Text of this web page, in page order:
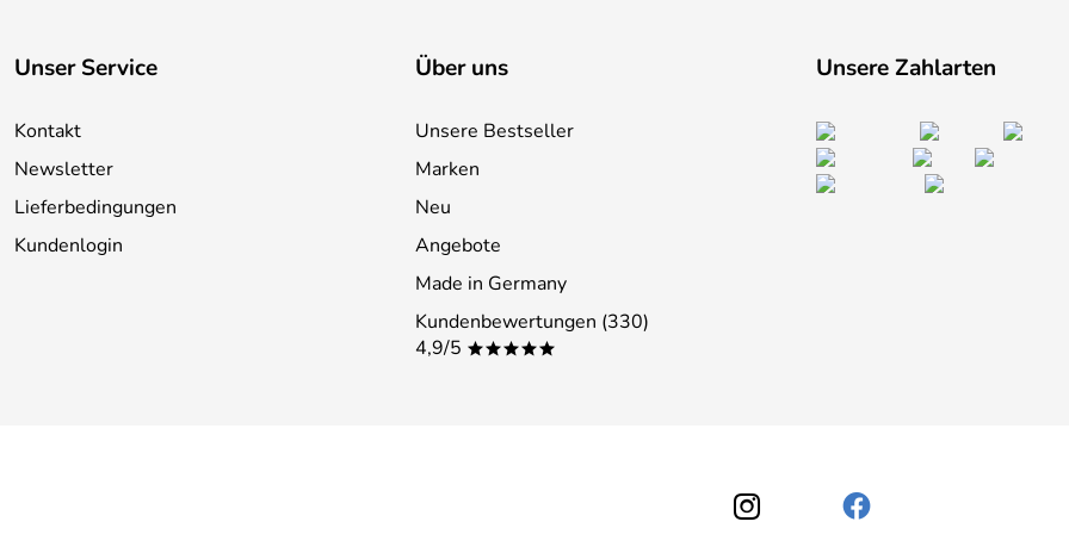
Unser Service
Kontakt
Newsletter
Lieferbedingungen
Kundenlogin
Über uns
Unsere Bestseller
Marken
Neu
Angebote
Made in Germany
Kundenbewertungen (330)
4,9/5 *****
Unsere Zahlarten